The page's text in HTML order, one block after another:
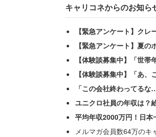
キャリコネからのお知ら
【緊急アンケート】ク
【緊急アンケート】夏の
【体験談募集中】「世
【体験談募集中】「あ
「この会社終わってる
ユニクロ社員の年収は？
平均年収2000万円！日本
メルマガ会員数64万のキ